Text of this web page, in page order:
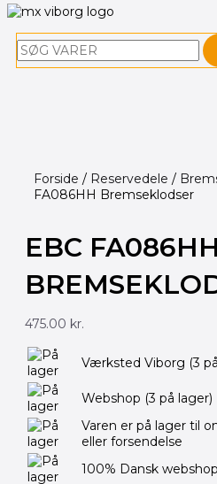
Søg
Forside / Reservedele /
FA086HH Bremseklodser
EBC FA086HH
475.00 kr.
Værksted Viborg (3
Webshop (3 på lager)
Varen er på lager til
eller forsendelse
100% Dansk webshop
EBC
FA086HH
Bremseklodser
antal